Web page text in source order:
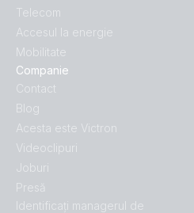
Telecom
Accesul la energie
Mobilitate
Companie
Contact
Blog
Acesta este Victron
Videoclipuri
Joburi
Presă
Identificați managerul de